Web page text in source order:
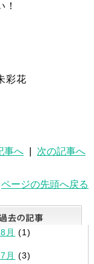
彩花
事へ 次の記事へ
ページの先頭へ戻る
覧
月 (1)
月 (3)